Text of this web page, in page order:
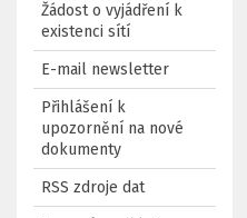
Žádost o vyjádření k
existenci sítí
E-mail newsletter
Přihlášení k
upozornění na nové
dokumenty
RSS zdroje dat